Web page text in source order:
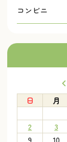
コンビニ
日
月
2
3
9
10